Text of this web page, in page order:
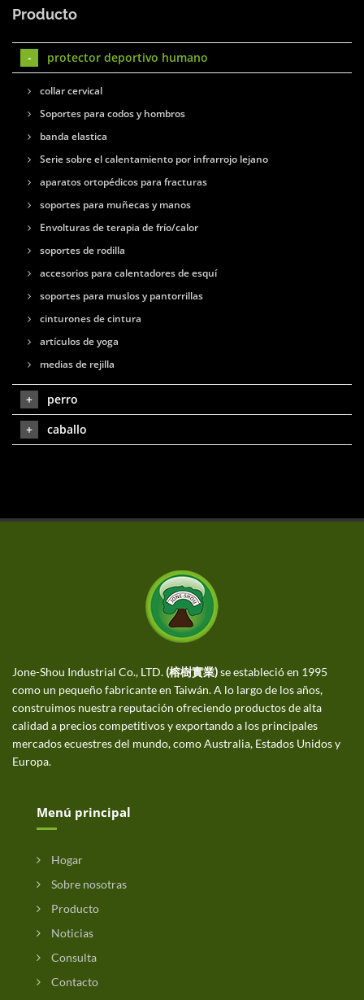
Producto
protector deportivo humano
collar cervical
Soportes para codos y hombros
banda elastica
Serie sobre el calentamiento por infrarrojo lejano
aparatos ortopédicos para fracturas
soportes para muñecas y manos
Envolturas de terapia de frío/calor
soportes de rodilla
accesorios para calentadores de esquí
soportes para muslos y pantorrillas
cinturones de cintura
artículos de yoga
medias de rejilla
perro
caballo
Jone-Shou Industrial Co., LTD. (榕樹實業)se estableció en 1995
como un pequeño fabricante en Taiwán. A lo largo de los años,
construimos nuestra reputación ofreciendo productos de alta
calidad a precios competitivos y exportando a los principales
mercados ecuestres del mundo, como Australia, Estados Unidos y
Europa.
Menú principal
Hogar
Sobre nosotras
Producto
Noticias
Consulta
Contacto